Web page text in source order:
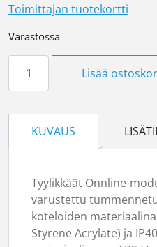
Toimittajan tuotekortti
Varastossa
Lisää
KUVAUS
Tyylikkäät Onnline-
varustettu
koteloiden
Styrene Acrylate) ja